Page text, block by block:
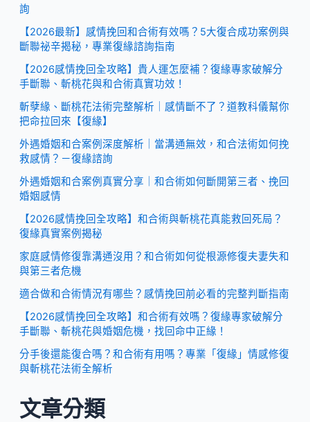
詢
【2026最新】感情挽回和合術有效嗎？5大復合成功案例與
斷聯祕辛揭秘，專業復緣諮詢指南
【2026感情挽回全攻略】貴人運怎麼補？復緣專家破解分
手斷聯、斬桃花與和合術真實功效！
斬孽緣、斷桃花法術完整解析｜感情斷不了？道教科儀幫你
把命拉回來【復緣】
外遇婚姻和合案例深度解析｜當溝通無效，和合法術如何挽
救感情？－復緣諮詢
外遇婚姻和合案例真實分享｜和合術如何斷開第三者、挽回
婚姻感情
【2026感情挽回全攻略】和合術與斬桃花真能救回死局？
復緣真實案例揭秘
家庭感情修復靠溝通沒用？和合術如何從根源修復夫妻失和
與第三者危機
適合做和合術情況有哪些？感情挽回前必看的完整判斷指南
【2026感情挽回全攻略】和合術有效嗎？復緣專家破解分
手斷聯、斬桃花與婚姻危機，找回命中正緣！
分手後還能復合嗎？和合術有用嗎？專業「復緣」情感修復
與斬桃花法術全解析
文章分類